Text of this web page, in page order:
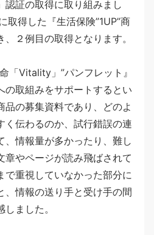
認証の取得に取り組みまし
取得した『生活保険”1UP”商
２例目の取得となります。
「Vitality」”パンフレット』
の取組みをサポートするとい
品の募集資料であり、どのよ
く伝わるのか、試行錯誤の連
、情報量が多かったり、難し
章やページが読み飛ばされて
で重視していなかった部分に
、情報の送り手と受け手の間
ました。